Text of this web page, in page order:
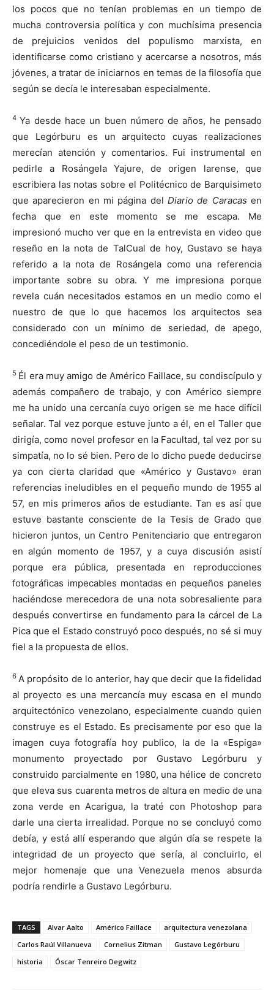
los pocos que no tenían problemas en un tiempo de
mucha controversia política y con muchísima presencia
de prejuicios venidos del populismo marxista, en
identificarse como cristiano y acercarse a nosotros, más
jóvenes, a tratar de iniciarnos en temas de la filosofía que
según se decía le interesaban especialmente.
4Ya desde hace un buen número de años, he pensado
que Legórburu es un arquitecto cuyas realizaciones
merecían atención y comentarios. Fui instrumental en
pedirle a Rosángela Yajure, de origen larense, que
escribiera las notas sobre el Politécnico de Barquisimeto
que aparecieron en mi página del Diario de Caracas en
fecha que en este momento se me escapa. Me
impresionó mucho ver que en la entrevista en video que
reseño en la nota de TalCual de hoy, Gustavo se haya
referido a la nota de Rosángela como una referencia
importante sobre su obra. Y me impresiona porque
revela cuán necesitados estamos en un medio como el
nuestro de que lo que hacemos los arquitectos sea
considerado con un mínimo de seriedad, de apego,
concediéndole el peso de un testimonio.
5 Él era muy amigo de Américo Faillace, su condiscípulo y
además compañero de trabajo, y con Américo siempre
me ha unido una cercanía cuyo origen se me hace difícil
señalar. Tal vez porque estuve junto a él, en el Taller que
dirigía, como novel profesor en la Facultad, tal vez por su
simpatía, no lo sé bien. Pero de lo dicho puede deducirse
ya con cierta claridad que «Américo y Gustavo» eran
referencias ineludibles en el pequeño mundo de 1955 al
57, en mis primeros años de estudiante. Tan es así que
estuve bastante consciente de la Tesis de Grado que
hicieron juntos, un Centro Penitenciario que entregaron
en algún momento de 1957, y a cuya discusión asistí
porque era pública, presentada en reproducciones
fotográficas impecables montadas en pequeños paneles
haciéndose merecedora de una nota sobresaliente para
después convertirse en fundamento para la cárcel de La
Pica que el Estado construyó poco después, no sé si muy
fiel a la propuesta de ellos.
6 A propósito de lo anterior, hay que decir que la fidelidad
al proyecto es una mercancía muy escasa en el mundo
arquitectónico venezolano, especialmente cuando quien
construye es el Estado. Es precisamente por eso que la
imagen cuya fotografía hoy publico, la de la «Espiga»
monumento proyectado por Gustavo Legórburu y
construido parcialmente en 1980, una hélice de concreto
que eleva sus cuarenta metros de altura en medio de una
zona verde en Acarigua, la traté con Photoshop para
darle una cierta irrealidad. Porque no se concluyó como
debía, y está allí esperando que algún día se respete la
integridad de un proyecto que sería, al concluirlo, el
mejor homenaje que una Venezuela menos absurda
podría rendirle a Gustavo Legórburu.
TAGS Alvar Aalto Américo Faillace
arquitectura venezolana
Carlos Raúl Villanueva
Cornelius Zitman
Gustavo Legórburu
historia
Óscar Tenreiro Degwitz